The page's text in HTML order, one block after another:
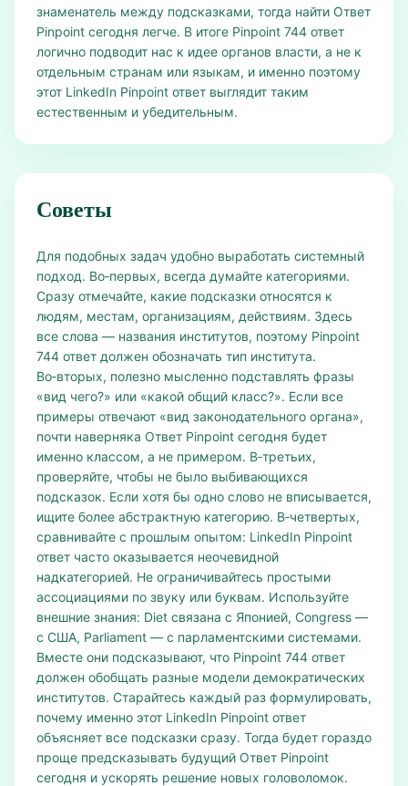
знаменатель между подсказками, тогда найти Ответ
Pinpoint сегодня легче. В итоге Pinpoint 744 ответ
логично подводит нас к идее органов власти, а не к
отдельным странам или языкам, и именно поэтому
этот LinkedIn Pinpoint ответ выглядит таким
естественным и убедительным.
Советы
Для подобных задач удобно выработать системный
подход. Во‑первых, всегда думайте категориями.
Сразу отмечайте, какие подсказки относятся к
людям, местам, организациям, действиям. Здесь
все слова — названия институтов, поэтому Pinpoint
744 ответ должен обозначать тип института.
Во‑вторых, полезно мысленно подставлять фразы
«вид чего?» или «какой общий класс?». Если все
примеры отвечают «вид законодательного органа»,
почти наверняка Ответ Pinpoint сегодня будет
именно классом, а не примером. В‑третьих,
проверяйте, чтобы не было выбивающихся
подсказок. Если хотя бы одно слово не вписывается,
ищите более абстрактную категорию. В‑четвертых,
сравнивайте с прошлым опытом: LinkedIn Pinpoint
ответ часто оказывается неочевидной
надкатегорией. Не ограничивайтесь простыми
ассоциациями по звуку или буквам. Используйте
внешние знания: Diet связана с Японией, Congress —
с США, Parliament — с парламентскими системами.
Вместе они подсказывают, что Pinpoint 744 ответ
должен обобщать разные модели демократических
институтов. Старайтесь каждый раз формулировать,
почему именно этот LinkedIn Pinpoint ответ
объясняет все подсказки сразу. Тогда будет гораздо
проще предсказывать будущий Ответ Pinpoint
сегодня и ускорять решение новых головоломок.